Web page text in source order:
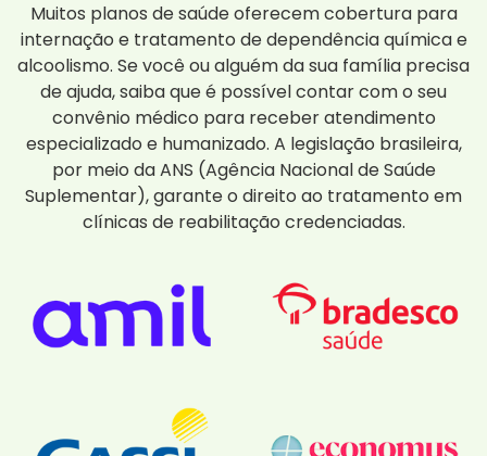
Muitos planos de saúde oferecem cobertura para
internação e tratamento de dependência química e
alcoolismo. Se você ou alguém da sua família precisa
de ajuda, saiba que é possível contar com o seu
convênio médico para receber atendimento
especializado e humanizado. A legislação brasileira,
por meio da ANS (Agência Nacional de Saúde
Suplementar), garante o direito ao tratamento em
clínicas de reabilitação credenciadas.